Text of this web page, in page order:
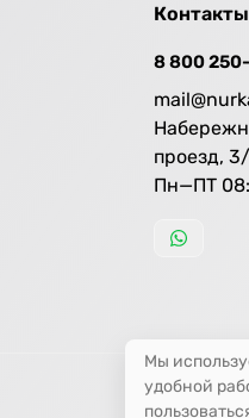
Контакты
8 800
проезд,
Пн—ПТ
Мы
удобной